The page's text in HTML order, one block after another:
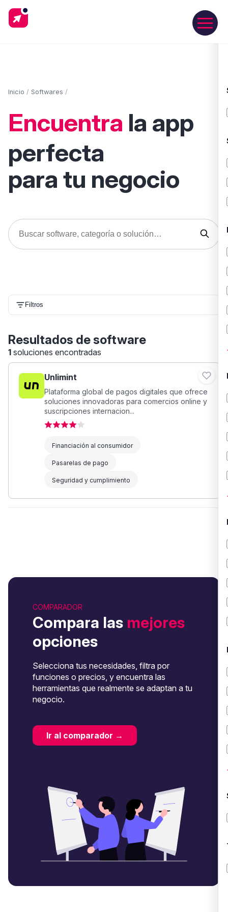
Inicio / Softwares /
Encuentra la app
perfecta
para tu negocio
Filtros
Resultados de software
1 soluciones encontradas
Unlimint
Plataforma global de pagos digitales que ofrece
soluciones innovadoras para comercios online y
suscripciones internacion...
Financiación al consumidor
Pasarelas de pago
Seguridad y cumplimiento
COMPARADOR
Compara las mejores
opciones
Selecciona tus necesidades, filtra por
funciones o precios, y encuentra las
herramientas que realmente se adaptan a tu
negocio.
Ir al comparador →